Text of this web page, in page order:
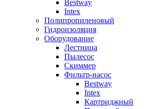
Bestway
Intex
Полипропиленовый
Гидроизоляция
Оборудование
Лестница
Пылесос
Скиммер
Фильтр-насос
Bestway
Intex
Картриджный